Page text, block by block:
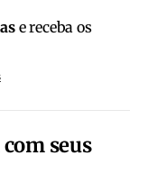
e receba os
seus